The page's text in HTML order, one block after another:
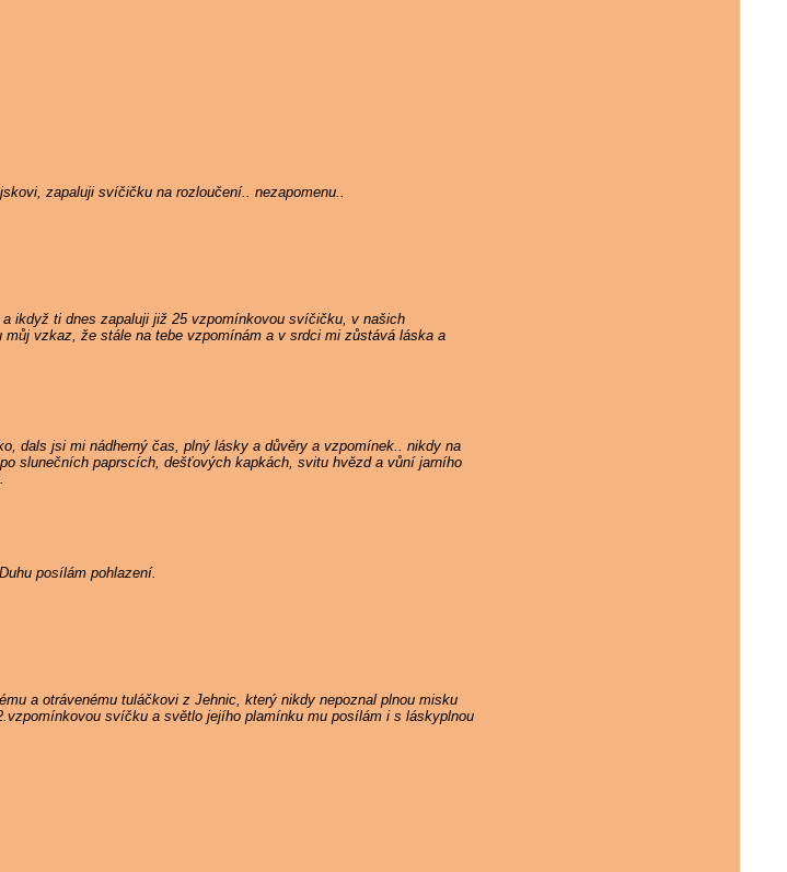
zapaluji svíčičku na rozloučení.. nezapomenu..
ikdyž ti dnes zapaluji již 25 vzpomínkovou svíčičku, v našich
vzkaz, že stále na tebe vzpomínám a v srdci mi zůstává láska a
dals jsi mi nádherný čas, plný lásky a důvěry a vzpomínek.. nikdy na
slunečních paprscích, dešťových kapkách, svitu hvězd a vůní jarního
posílám pohlazení.
a otrávenému tuláčkovi z Jehnic, který nikdy nepoznal plnou misku
svíčku a světlo jejího plamínku mu posílám i s láskyplnou